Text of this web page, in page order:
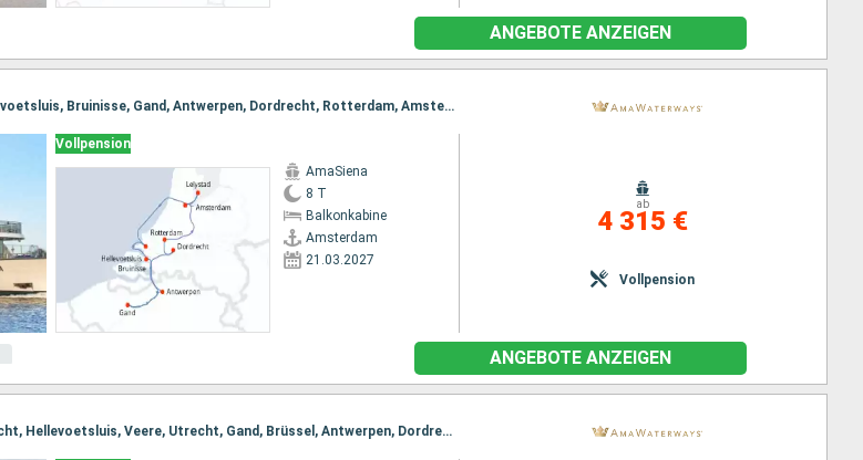
ANGEBOTE ANZEIGEN
Reiseroute : Amsterdam, Lelystad, Hellevoetsluis, Bruinisse, Gand, Antwerpen, Dordrecht, Rotterdam, Amsterdam
Vollpension
AmaSiena
8 T
Balkonkabine
Amsterdam
21.03.2027
ab
4 315 €
Vollpension
ANGEBOTE ANZEIGEN
Reiseroute : Amsterdam, Lelystad, Utrecht, Hellevoetsluis, Veere, Utrecht, Gand, Brüssel, Antwerpen, Dordrecht, Kinderdijk, Amsterdam